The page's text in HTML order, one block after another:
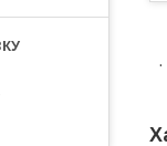
.